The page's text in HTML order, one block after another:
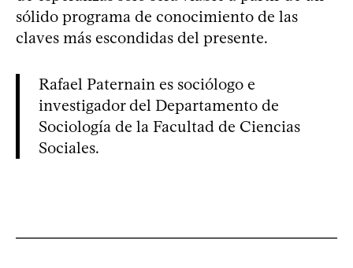
sólido programa de conocimiento de las
claves más escondidas del presente.
Rafael Paternain es sociólogo e
investigador del Departamento de
Sociología de la Facultad de Ciencias
Sociales.